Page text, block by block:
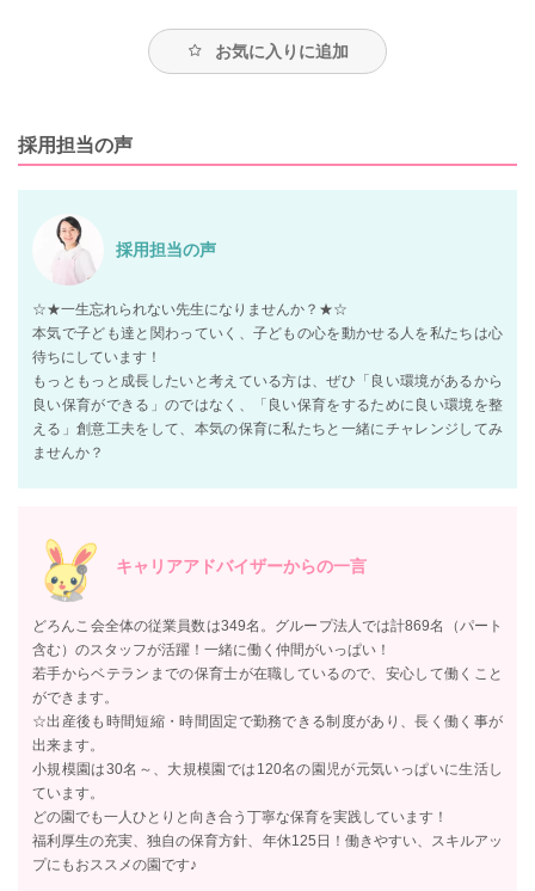
お気に入りに追加
採用担当の声
採用担当の声
☆★一生忘れられない先生になりませんか？★☆
本気で子ども達と関わっていく、子どもの心を動かせる人を私たちは心
待ちにしています！
もっともっと成長したいと考えている方は、ぜひ「良い環境があるから
良い保育ができる」のではなく、「良い保育をするために良い環境を整
える」創意工夫をして、本気の保育に私たちと一緒にチャレンジしてみ
ませんか？
キャリアアドバイザーからの一言
どろんこ会全体の従業員数は349名。グループ法人では計869名（パート
含む）のスタッフが活躍！一緒に働く仲間がいっぱい！
若手からベテランまでの保育士が在職しているので、安心して働くこと
ができます。
☆出産後も時間短縮・時間固定で勤務できる制度があり、長く働く事が
出来ます。
小規模園は30名～、大規模園では120名の園児が元気いっぱいに生活し
ています。
どの園でも一人ひとりと向き合う丁寧な保育を実践しています！
福利厚生の充実、独自の保育方針、年休125日！働きやすい、スキルアッ
プにもおススメの園です♪